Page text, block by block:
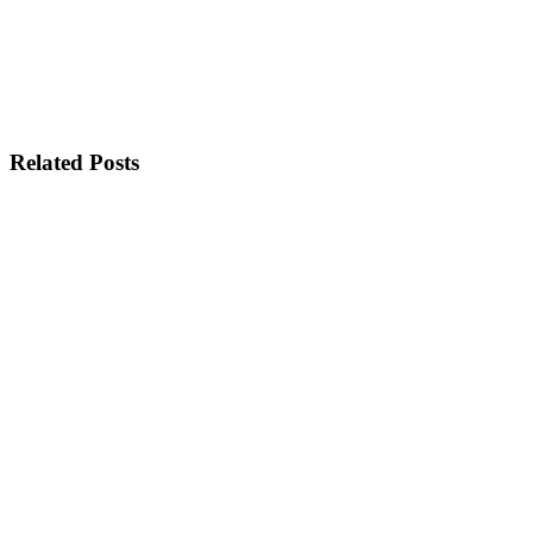
Related Posts